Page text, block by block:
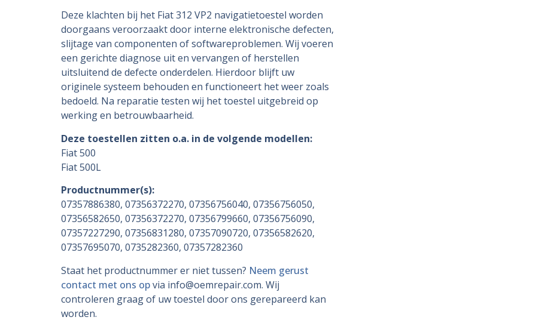
Deze klachten bij het Fiat 312 VP2 navigatietoestel worden
doorgaans veroorzaakt door interne elektronische defecten,
slijtage van componenten of softwareproblemen. Wij voeren
een gerichte diagnose uit en vervangen of herstellen
uitsluitend de defecte onderdelen. Hierdoor blijft uw
originele systeem behouden en functioneert het weer zoals
bedoeld. Na reparatie testen wij het toestel uitgebreid op
werking en betrouwbaarheid.
Deze toestellen zitten o.a. in de volgende modellen:
Fiat 500
Fiat 500L
Productnummer(s):
07357886380, 07356372270, 07356756040, 07356756050,
07356582650, 07356372270, 07356799660, 07356756090,
07357227290, 07356831280, 07357090720, 07356582620,
07357695070, 0735282360, 07357282360
Staat het productnummer er niet tussen? Neem gerust
contact met ons opvia info@oemrepair.com. Wij
controleren graag of uw toestel door ons gerepareerd kan
worden.